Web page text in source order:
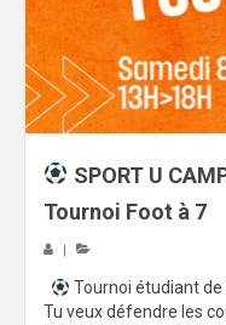
SPORT U
Tournoi Foot à 7
Tournoi étudiant
Tu veux défendre les